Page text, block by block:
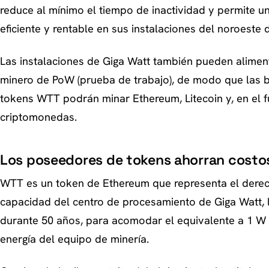
reduce al mínimo el tiempo de inactividad y permite
eficiente y rentable en sus instalaciones del noroeste
Las instalaciones de Giga Watt también pueden
minero de PoW (prueba de trabajo), de modo que las
tokens WTT podrán minar Ethereum, Litecoin y, en el
criptomonedas.
Los poseedores de tokens ahorran
WTT es un token de Ethereum que representa el
capacidad del centro de procesamiento de Giga
durante 50 años, para acomodar el equivalente a 1
energía del equipo de minería.